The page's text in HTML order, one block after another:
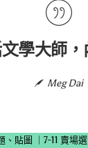
學大師，
Meg Dai
、貼圖 7-11 賣場